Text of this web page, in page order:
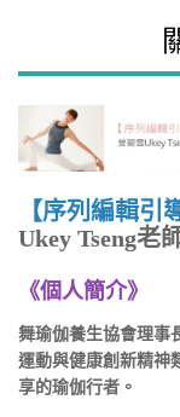
【序列編輯引
Ukey Tseng老
《個人簡介》
舞瑜伽養生協會理事
運動與健康創新精神
享的瑜伽行者。